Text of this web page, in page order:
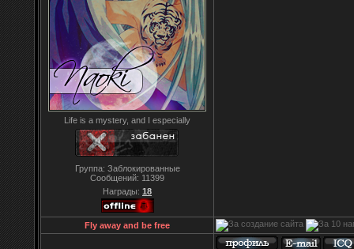
Life is a mystery, and I especially
Группа: Заблокированные
Сообщений: 11399
Награды: 18
Fly away and be free